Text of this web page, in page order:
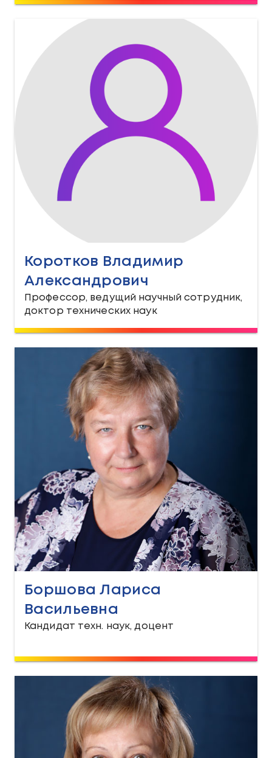
Коротков Владимир
Александрович
Профессор, ведущий научный сотрудник,
доктор технических наук
Боршова Лариса
Васильевна
Кандидат техн. наук, доцент